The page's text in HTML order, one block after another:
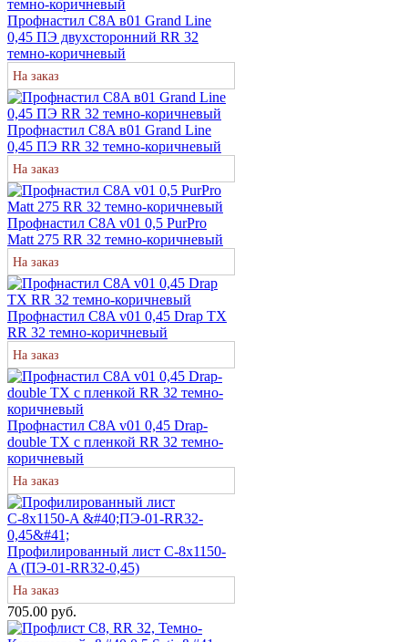
Профнастил С8A в01 Grand Line
0,45 ПЭ двухсторонний RR 32
темно-коричневый
На заказ
Профнастил С8A в01 Grand Line
0,45 ПЭ RR 32 темно-коричневый
На заказ
Профнастил С8A v01 0,5 PurPro
Matt 275 RR 32 темно-коричневый
На заказ
Профнастил С8A v01 0,45 Drap TX
RR 32 темно-коричневый
На заказ
Профнастил С8A v01 0,45 Drap-
double TX с пленкой RR 32 темно-
коричневый
На заказ
Профилированный лист С-8х1150-
A (ПЭ-01-RR32-0,45)
На заказ
705.00 руб.